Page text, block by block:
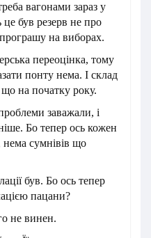
вагонами зараз у
був резерв не про
на виборах.
переоцінка, тому
понту нема. І склад
на початку року.
заважали, і
Бо тепер ось кожен
нема сумнівів що
був. Бо ось тепер
пацани?
не винен.